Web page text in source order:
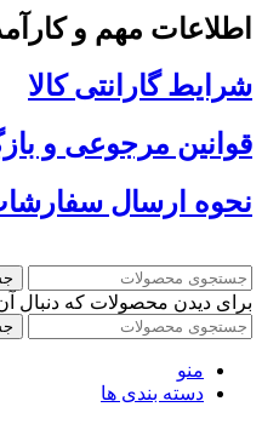
اطلاعات مهم و
شرایط گارانتی کالا
قوانین مرجوعی و
نحوه ارسال
برای دیدن محصولات که دنبال
منو
دسته بندی ها